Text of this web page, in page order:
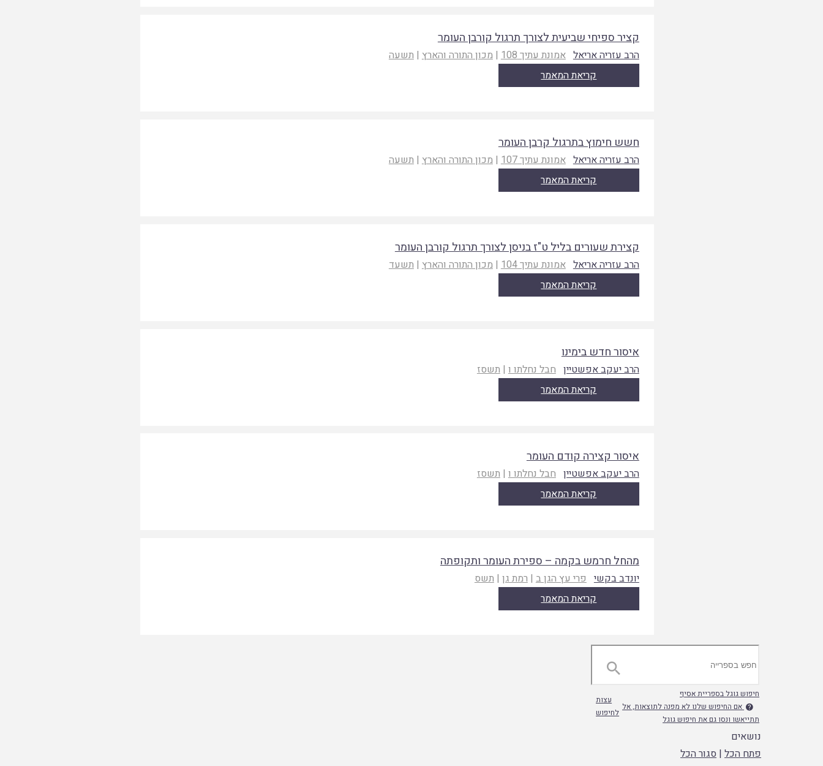
קציר ספיחי שביעית לצורך תרגול קורבן העומר
הרב עזריה אריאל אמונת עתיך 108 |מכון התורה והארץ |תשעה
קריאת המאמר
חשש חימוץ בתרגול קרבן העומר
הרב עזריה אריאל אמונת עתיך 107 |מכון התורה והארץ |תשעה
קריאת המאמר
קצירת שעורים בליל ט"ז בניסן לצורך תרגול קורבן העומר
הרב עזריה אריאל אמונת עתיך 104 |מכון התורה והארץ |תשעד
קריאת המאמר
איסור חדש בימינו
הרב יעקב אפשטיין חבל נחלתו ו | תשסז
קריאת המאמר
איסור קצירה קודם העומר
הרב יעקב אפשטיין חבל נחלתו ו |תשסז
קריאת המאמר
מהחל חרמש בקמה – ספירת העומר ותקופתה
יונדב בקשי פרי עץ הגן ב |רמת גן |תשס
קריאת המאמר

חיפוש גוגל בספריית אסיף
 אם החיפוש שלנו לא מפנה לתוצאות, אל
תתייאשו ונסו גם את חיפוש גוגל
עצות
לחיפוש
נושאים
פתח הכל| סגור הכל